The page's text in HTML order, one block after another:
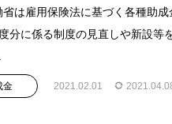
省は雇用保険法に基づく各種助成
分に係る制度の見直しや新設等
金 2021.02.01